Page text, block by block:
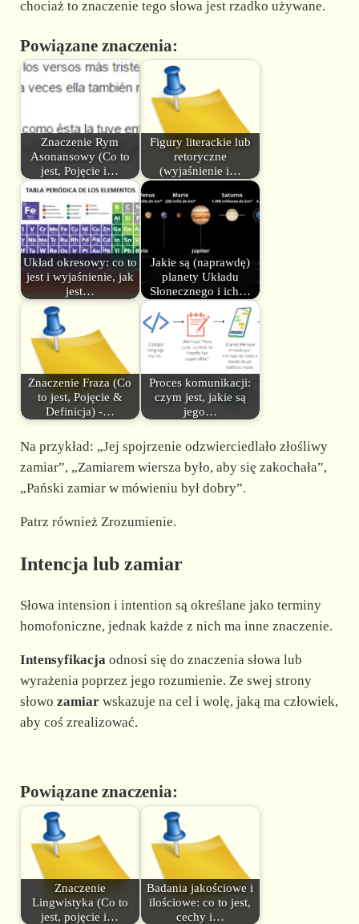
chociaż to znaczenie tego słowa jest rzadko używane.
Powiązane znaczenia:
Znaczenie Rym
Asonansowy (Co to
jest, Pojęcie i…
Figury literackie lub
retoryczne
(wyjaśnienie i…
Układ okresowy: co to
jest i wyjaśnienie, jak
jest…
Jakie są (naprawdę)
planety Układu
Słonecznego i ich…
Znaczenie Fraza (Co
to jest, Pojęcie &
Definicja) -…
Proces komunikacji:
czym jest, jakie są
jego…
Na przykład: „Jej spojrzenie odzwierciedlało złośliwy
zamiar”, „Zamiarem wiersza było, aby się zakochała”,
„Pański zamiar w mówieniu był dobry”.
Patrz również Zrozumienie.
Intencja lub zamiar
Słowa intension i intention są określane jako terminy
homofoniczne, jednak każde z nich ma inne znaczenie.
Intensyfikacja odnosi się do znaczenia słowa lub
wyrażenia poprzez jego rozumienie. Ze swej strony
słowo zamiarwskazuje na cel i wolę, jaką ma człowiek,
aby coś zrealizować.
Powiązane znaczenia:
Znaczenie
Lingwistyka (Co to
jest, pojęcie i…
Badania jakościowe i
ilościowe: co to jest,
cechy i…